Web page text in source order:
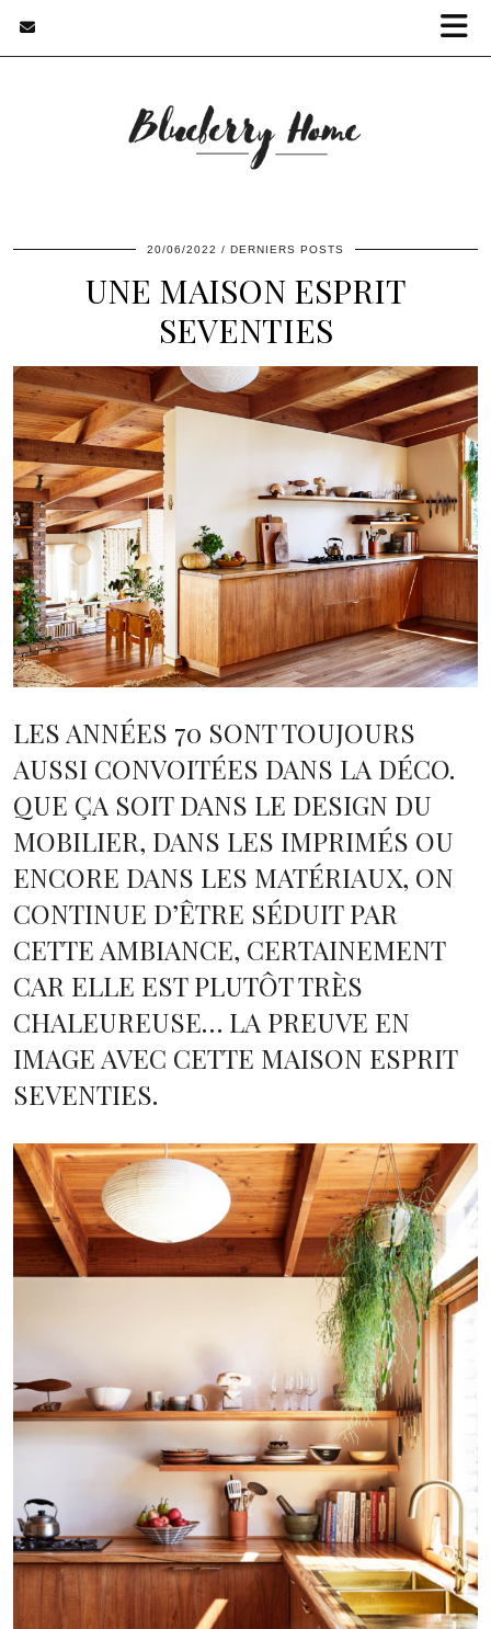
20/06/2022 DERNIERS POSTS
UNE MAISON ESPRIT
SEVENTIES
LES ANNÉES 70 SONT TOUJOURS
AUSSI CONVOITÉES DANS LA DÉCO.
QUE ÇA SOIT DANS LE DESIGN DU
MOBILIER, DANS LES IMPRIMÉS OU
ENCORE DANS LES MATÉRIAUX, ON
CONTINUE D’ÊTRE SÉDUIT PAR
CETTE AMBIANCE, CERTAINEMENT
CAR ELLE EST PLUTÔT TRÈS
CHALEUREUSE… LA PREUVE EN
IMAGE AVEC CETTE MAISON ESPRIT
SEVENTIES.